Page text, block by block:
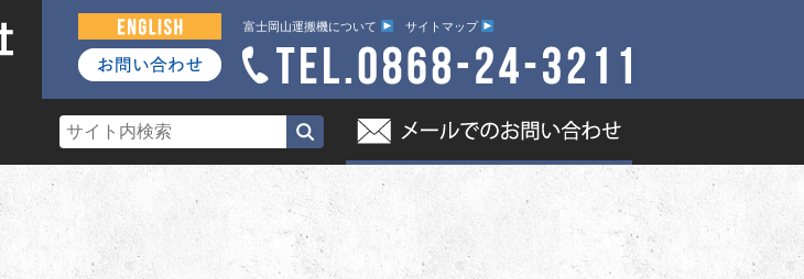
富士岡山運搬機について サイトマップ